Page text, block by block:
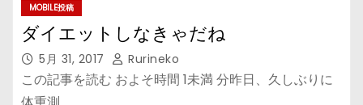
MOBILE投稿
ダイエットしなきゃだね
5月 31, 2017 Rurineko
この記事を読む およそ時間 1未満 分昨日、久しぶりに